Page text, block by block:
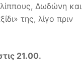
Δωδώνη και
της, λίγο πριν
21.00.